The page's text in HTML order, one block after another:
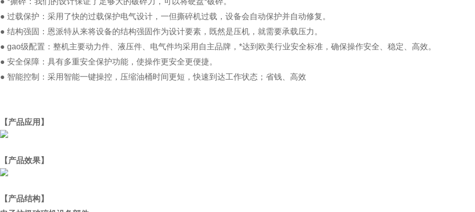
● 过载保护：采用了快的过载保护电气设计，一但撕碎机过载，设备会自动保护并自动修复。
● 结构强固：恩派特从来将设备的结构强固作为设计要素，既然是压机，就需要承载压力。
● gao级配置：整机主要动力件、液压件、电气件均采用自主品牌，*达到欧美行业安全标准，确保操作安全、稳定、高效。
● 安全保障：具有多重安全保护功能，使操作更安全更便捷。
● 智能控制：采用智能一键操控，压缩油桶时间更短，快速到达工作状态；省钱、高效
【产品应用】
【产品效果】
【产品结构】